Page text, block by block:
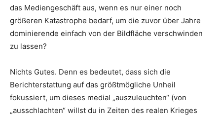
das Mediengeschäft aus, wenn es nur einer noch
größeren Katastrophe bedarf, um die zuvor über Jahre
dominierende einfach von der Bildfläche verschwinden
zu lassen?
Nichts Gutes. Denn es bedeutet, dass sich die
Berichterstattung auf das größtmögliche Unheil
fokussiert, um dieses medial „auszuleuchten“ (von
„ausschlachten“ willst du in Zeiten des realen Krieges